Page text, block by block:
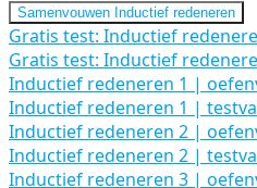
Samenvouwen Inductief redeneren
Gratis test: Inductief
Gratis test: Inductief
Inductief redeneren 1 |
Inductief redeneren 1 |
Inductief redeneren 2 |
Inductief redeneren 2 |
Inductief redeneren 3 |